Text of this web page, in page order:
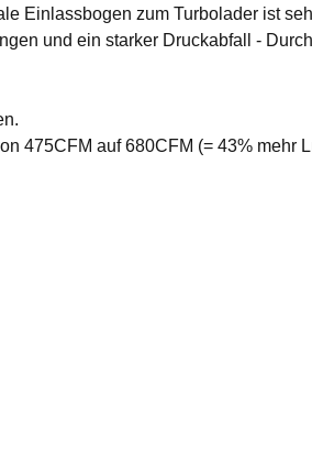
Einlassbogen zum Turbolader ist
und ein starker Druckabfall -
475CFM auf 680CFM (= 43% mehr